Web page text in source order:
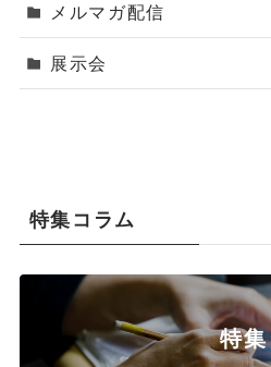
メルマガ配信
展示会
特集コラム
特集